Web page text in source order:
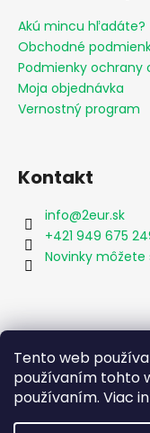
Tento web
používaním tohto
používaním. Viac
Akú mincu hľadáte?
Obchodné
Podmienky ochrany
Moja objednávka
Vernostný program
Kontakt
info@2eur.sk
+421 949 675
Novinky